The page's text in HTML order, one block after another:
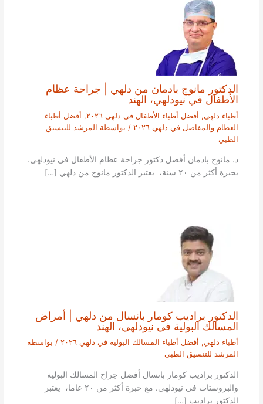
الدكتور مانوج بادمان من دلهي | جراحة عظام
الأطفال في نيودلهي، الهند
أطباء دلهي, أفضل أطباء الأطفال في دلهي ٢٠٢٦ , أفضل أطباء
العظام والمفاصل في دلهي ٢٠٢٦
/ بواسطة المرشد للتنسيق
الطبي
د. مانوج بادمان أفضل دكتور جراحة عظام الأطفال في نيودلهي.
بخبرة أكثر من ٢٠ سنة، يعتبر الدكتور مانوج من دلهي […]
الدكتور براديب كومار بانسال من دلهي | أمراض
المسالك البولية في نيودلهي، الهند
أطباء دلهي, أفضل أطباء المسالك البولية في دلهي ٢٠٢٦
/ بواسطة
المرشد للتنسيق الطبي
الدكتور براديب كومار بانسال أفضل جراح المسالك البولية
والبروستات في نيودلهي. مع خبرة أكثر من ٢٠ عاما، يعتبر
الدكتور براديب […]